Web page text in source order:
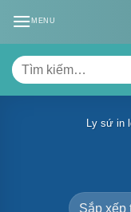
MENU
Tìm
kiếm:
Ly sứ in